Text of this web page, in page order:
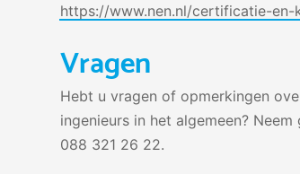
https://www.nen.nl/certificatie-
Vragen
Hebt u vragen of opmerkingen
ingenieurs in het algemeen?
088 321 26 22.